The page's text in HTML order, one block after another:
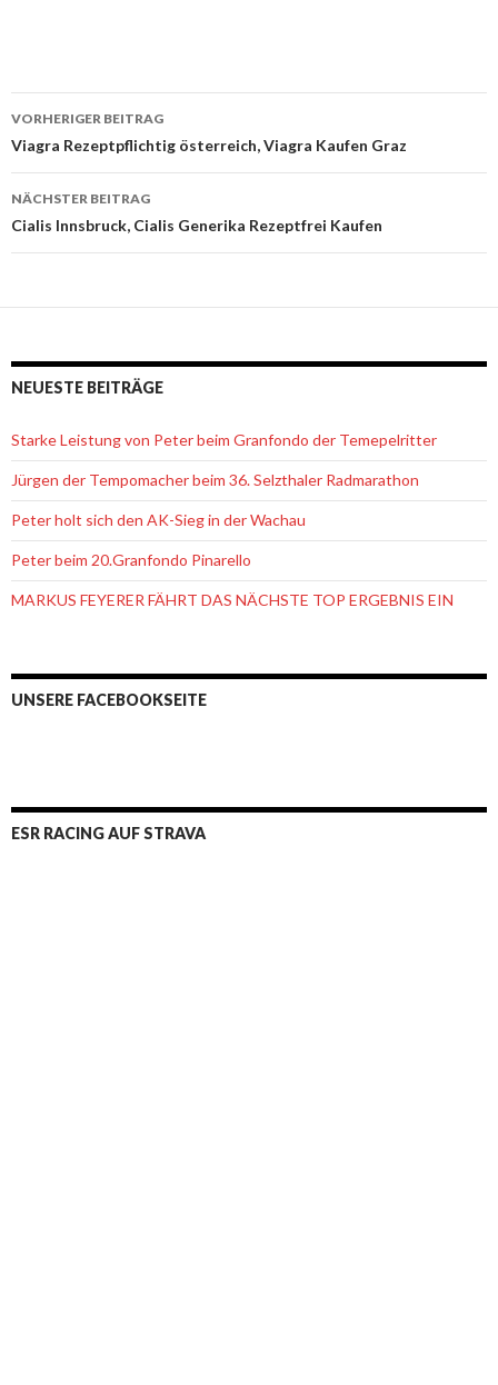
Beitrags-
Navigation
VORHERIGER BEITRAG
Viagra Rezeptpflichtig österreich, Viagra Kaufen Graz
NÄCHSTER BEITRAG
Cialis Innsbruck, Cialis Generika Rezeptfrei Kaufen
NEUESTE BEITRÄGE
Starke Leistung von Peter beim Granfondo der Temepelritter
Jürgen der Tempomacher beim 36. Selzthaler Radmarathon
Peter holt sich den AK-Sieg in der Wachau
Peter beim 20.Granfondo Pinarello
MARKUS FEYERER FÄHRT DAS NÄCHSTE TOP ERGEBNIS EIN
UNSERE FACEBOOKSEITE
ESR RACING AUF STRAVA